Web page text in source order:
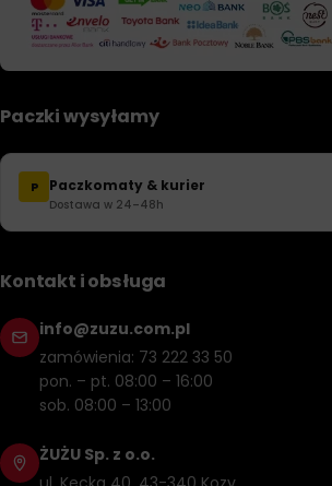
Paczki wysyłamy
P Paczkomaty & kurier
Dostawa w 24–48h
Kontakt i obsługa
info@zuzu.com.pl
zamówienia: 73 222 33 50
pon. – pt. 08:00 – 16:00
sob. 08:00 – 13:00
ŻUŻU Sp. z o.o.